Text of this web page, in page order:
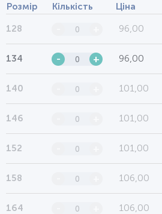
Розмір Кількість Ціна
128 96,00
134 - + 96,00
140 101,00
146 101,00
152 101,00
158 106,00
164 106,00